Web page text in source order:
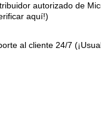
autorizado de
aquí!)
al cliente 24/7